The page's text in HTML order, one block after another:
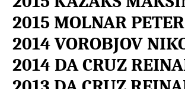
2015 MOLNAR
2014 VOROBJOV
2014 DA CRUZ